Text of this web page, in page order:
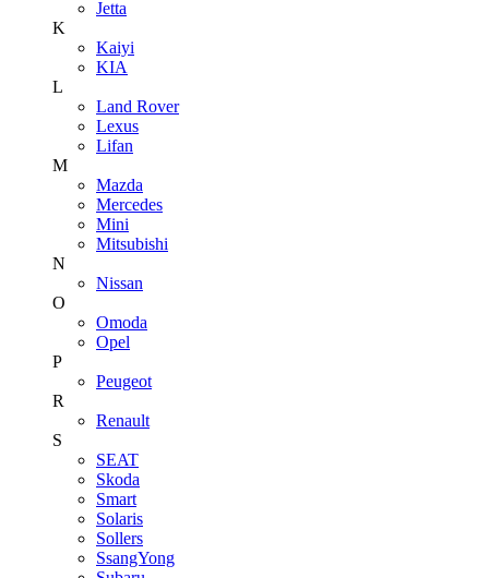
Jetta
K
Kaiyi
KIA
L
Land Rover
Lexus
Lifan
M
Mazda
Mercedes
Mini
Mitsubishi
N
Nissan
O
Omoda
Opel
P
Peugeot
R
Renault
S
SEAT
Skoda
Smart
Solaris
Sollers
SsangYong